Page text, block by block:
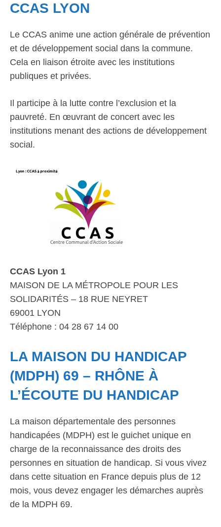
CCAS LYON
Le CCAS anime une action générale de prévention
et de développement social dans la commune.
Cela en liaison étroite avec les institutions
publiques et privées.
Il participe à la lutte contre l’exclusion et la
pauvreté. En œuvrant de concert avec les
institutions menant des actions de développement
social.
CCAS Lyon 1
MAISON DE LA MÉTROPOLE POUR LES
SOLIDARITÉS – 18 RUE NEYRET
69001 LYON
Téléphone : 04 28 67 14 00
LA MAISON DU HANDICAP
(MDPH) 69 – RHÔNE À
L’ÉCOUTE DU HANDICAP
La maison départementale des personnes
handicapées (MDPH) est le guichet unique en
charge de la reconnaissance des droits des
personnes en situation de handicap. Si vous vivez
dans cette situation en France depuis plus de 12
mois, vous devez engager les démarches auprès
de la MDPH 69.